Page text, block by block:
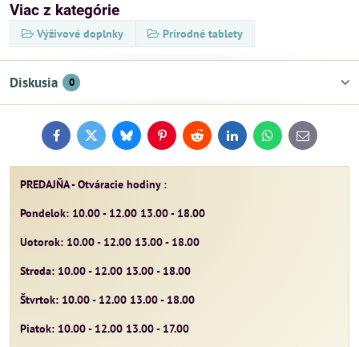
Viac z kategórie
Výživové doplnky Prírodné tablety
Diskusia 0
FacebookTwitterBlueskyPinterestReddit LinkedInWhatsApp
E-
mail
PREDAJŇA - Otváracie hodiny :
Pondelok: 10.00 - 12.00 13.00 - 18.00
Uotorok: 10.00 - 12.00 13.00 - 18.00
Streda: 10.00 - 12.00 13.00 - 18.00
Štvrtok: 10.00 - 12.00 13.00 - 18.00
Piatok: 10.00 - 12.00 13.00 - 17.00